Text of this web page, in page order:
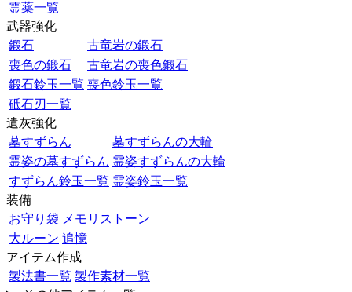
霊薬一覧
武器強化
鍛石
古竜岩の鍛石
喪色の鍛石
古竜岩の喪色鍛石
鍛石鈴玉一覧 喪色鈴玉一覧
砥石刃一覧
遺灰強化
墓すずらん
墓すずらんの大輪
霊姿の墓すずらん 霊姿すずらんの大輪
すずらん鈴玉一覧 霊姿鈴玉一覧
装備
お守り袋 メモリストーン
大ルーン 追憶
アイテム作成
製法書一覧 製作素材一覧